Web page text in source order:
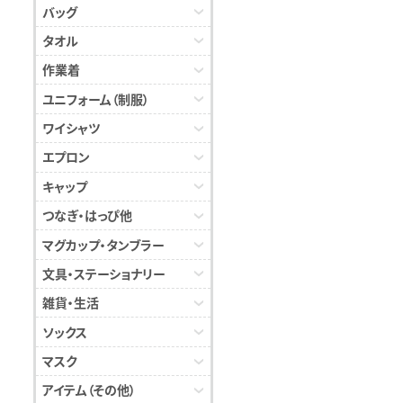
バッグ
タオル
作業着
ユニフォーム（制服）
ワイシャツ
エプロン
キャップ
つなぎ・はっぴ他
マグカップ・タンブラー
文具・ステーショナリー
雑貨・生活
ソックス
マスク
アイテム（その他）